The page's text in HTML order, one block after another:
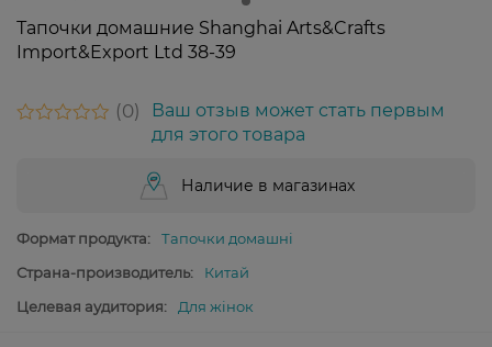
Тапочки домашние Shanghai Arts&Crafts
Import&Export Ltd 38-39
0
Ваш отзыв может стать первым
для этого товара
Наличие в магазинах
Формат продукта:
Тапочки домашні
Страна-производитель:
Китай
Целевая аудитория:
Для жінок